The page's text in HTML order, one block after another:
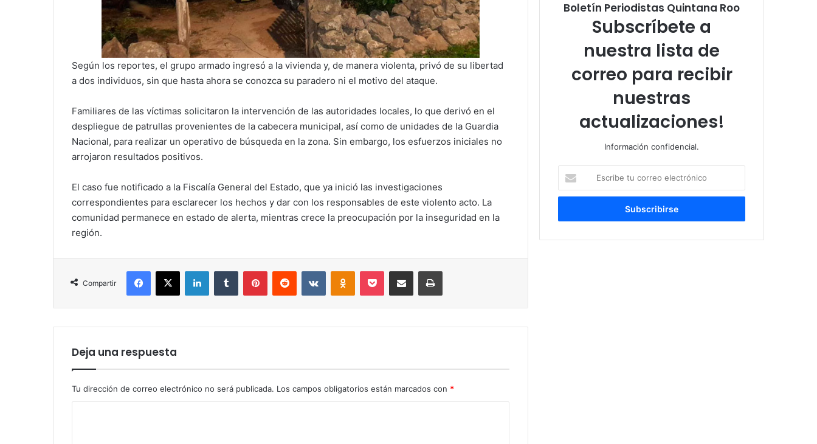
Según los reportes, el grupo armado ingresó a la vivienda y, de manera violenta, privó de su libertad
a dos individuos, sin que hasta ahora se conozca su paradero ni el motivo del ataque.
Familiares de las víctimas solicitaron la intervención de las autoridades locales, lo que derivó en el
despliegue de patrullas provenientes de la cabecera municipal, así como de unidades de la Guardia
Nacional, para realizar un operativo de búsqueda en la zona. Sin embargo, los esfuerzos iniciales no
arrojaron resultados positivos.
El caso fue notificado a la Fiscalía General del Estado, que ya inició las investigaciones
correspondientes para esclarecer los hechos y dar con los responsables de este violento acto. La
comunidad permanece en estado de alerta, mientras crece la preocupación por la inseguridad en la
región.
Compartir
Facebook
X LinkedInTumblr PinterestReddit VKontakteOdnoklassniki
Pocket Compartir por correo electrónicoImprimir
Deja una respuesta
Tu dirección de correo electrónico no será publicada. Los campos obligatorios están marcados con *
Boletín Periodistas Quintana Roo
Subscríbete a
nuestra lista de
correo para recibir
nuestras
actualizaciones!
Información confidencial.
tu
correo